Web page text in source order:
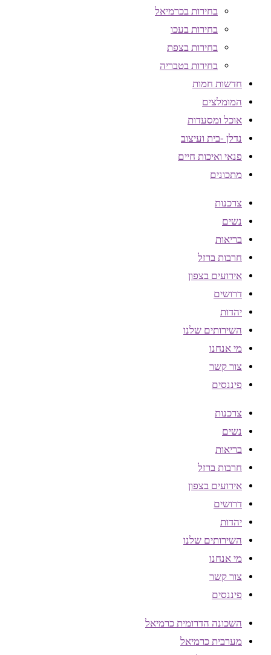
בחירות בכרמיאל
בחירות בעכו
בחירות בצפת
בחירות בטבריה
חדשות חמות
המומלצים
אוכל ומסעדות
נדלן -בית ועיצוב
פנאי ואיכות חיים
מתכונים
צרכנות
נשים
בריאות
חרבות ברזל
אירועים בצפון
דרושים
יהדות
השירותים שלנו
מי אנחנו
צור קשר
פיננסים
צרכנות
נשים
בריאות
חרבות ברזל
אירועים בצפון
דרושים
יהדות
השירותים שלנו
מי אנחנו
צור קשר
פיננסים
השכונה הדרומית כרמיאל
מערבית כרמיאל